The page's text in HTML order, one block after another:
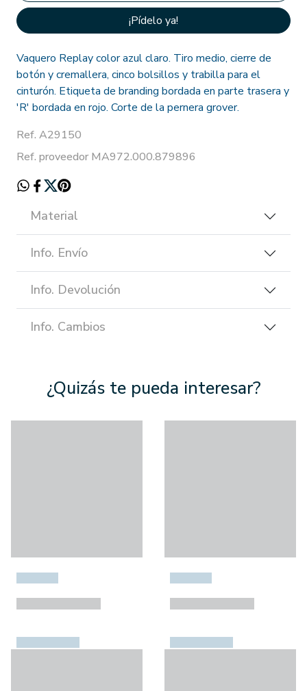
¡Pídelo ya!
Vaquero Replay color azul claro. Tiro medio, cierre de
botón y cremallera, cinco bolsillos y trabilla para el
cinturón. Etiqueta de branding bordada en parte trasera y
'R' bordada en rojo. Corte de la pernera grover.
Ref. A29150
Ref. proveedor MA972.000.879896
Material
Info. Envío
Info. Devolución
Info. Cambios
¿Quizás te pueda interesar?